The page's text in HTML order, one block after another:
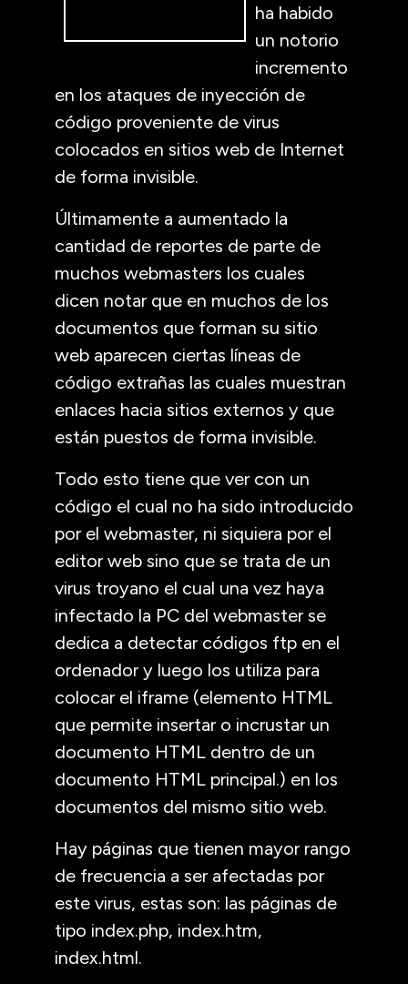
ha habido
un notorio
incremento
en los ataques de inyección de
código proveniente de virus
colocados en sitios web de Internet
de forma invisible.
Últimamente a aumentado la
cantidad de reportes de parte de
muchos webmasters los cuales
dicen notar que en muchos de los
documentos que forman su sitio
web aparecen ciertas líneas de
código extrañas las cuales muestran
enlaces hacia sitios externos y que
están puestos de forma invisible.
Todo esto tiene que ver con un
código el cual no ha sido introducido
por el webmaster, ni siquiera por el
editor web sino que se trata de un
virus troyano el cual una vez haya
infectado la PC del webmaster se
dedica a detectar códigos ftp en el
ordenador y luego los utiliza para
colocar el iframe (elemento HTML
que permite insertar o incrustar un
documento HTML dentro de un
documento HTML principal.) en los
documentos del mismo sitio web.
Hay páginas que tienen mayor rango
de frecuencia a ser afectadas por
este virus, estas son: las páginas de
tipo index.php, index.htm,
index.html.